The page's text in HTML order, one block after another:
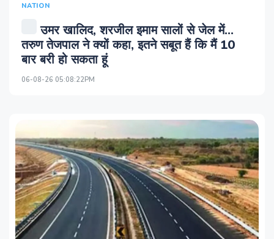
NATION
उमर खालिद, शरजील इमाम सालों से जेल में...
तरुण तेजपाल ने क्यों कहा, इतने सबूत हैं कि मैं 10
बार बरी हो सकता हूं
06-08-26 05:08:22PM